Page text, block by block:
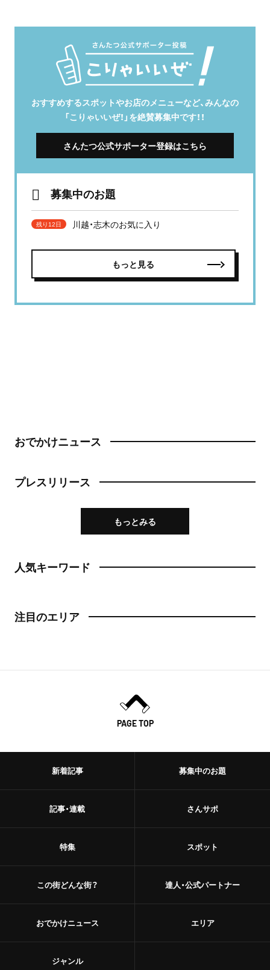
おすすめするスポットやお店のメニューなど、みんなの
「こりゃいいぜ！」を絶賛募集中です！！
さんたつ公式サポーター登録はこちら
募集中のお題
残り12日 川越・志木のお気に入り
もっと見る
おでかけニュース
プレスリリース
もっとみる
人気キーワード
注目のエリア
PAGE TOP
新着記事
記事・連載
特集
この街どんな街？
おでかけニュース
募集中のお題
さんサポ
スポット
達人・公式パートナー
エリア
ジャンル